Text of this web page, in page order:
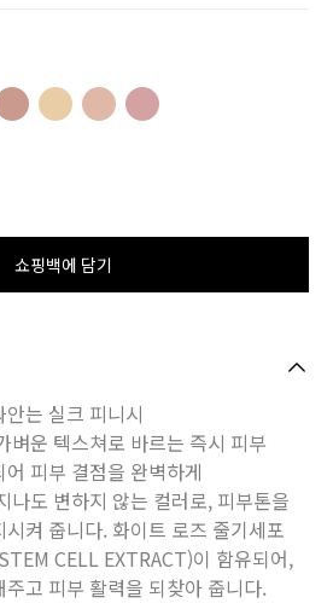
stockin stock
variant in stock
variant in stock
W01
Product variant in stock
W02
Product variant in stock
W03
Product variant in
쇼핑백에 담기
는 실크 피니시
벼운 텍스쳐로 바르는 즉시 피부
피부 결점을 완벽하게
나도 변하지 않는 컬러로, 피부톤을
켜 줍니다. 화이트 로즈 줄기세포
CELL EXTRACT)이 함유되어,
고 피부 활력을 되찾아 줍니다.